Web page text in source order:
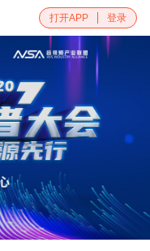
打开APP 登录